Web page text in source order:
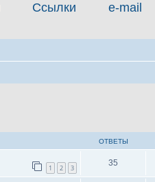
Ссылки e-mail
ОТВЕТЫ
1 2 3
35